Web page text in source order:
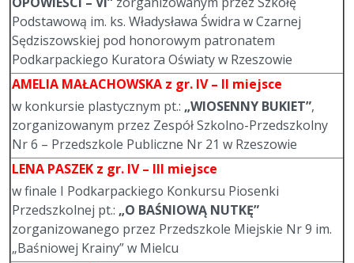
Podstawową im. ks. Władysława Świdra w Czarnej
Sędziszowskiej pod honorowym patronatem
Podkarpackiego Kuratora Oświaty w Rzeszowie
AMELIA MAŁACHOWSKA z gr. IV – II miejsce
w konkursie plastycznym pt.: „WIOSENNY BUKIET”,
zorganizowanym przez Zespół Szkolno-Przedszkolny
Nr 6 – Przedszkole Publiczne Nr 21 w Rzeszowie
LENA PASZEK z gr. IV – III miejsce
w finale I Podkarpackiego Konkursu Piosenki
Przedszkolnej pt.: „O BAŚNIOWĄ NUTKĘ”
zorganizowanego przez Przedszkole Miejskie Nr 9 im.
„Baśniowej Krainy” w Mielcu